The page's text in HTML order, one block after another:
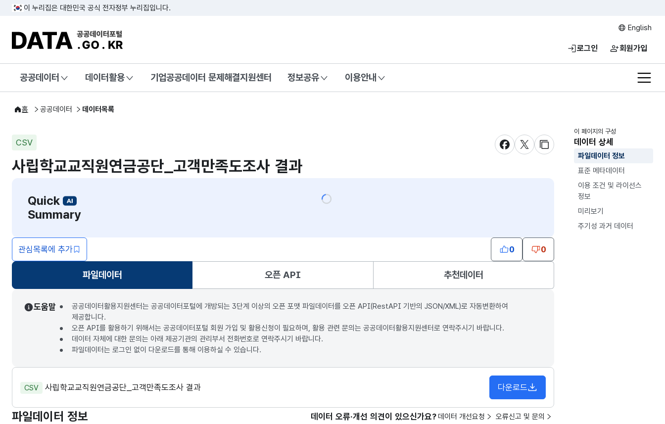
이 누리집은 대한민국 공식 전자정부 누리집입니다.
DATA.GO.KR 공공데이터포털
English
로그인 회원가입
전체
공공데이터 데이터활용 기업공공데이터 문제해결지원센터 정보공유 이용안내
홈 공공데이터 데이터목록
CSV
새창 열림새창 열림새창 열림
사립학교교직원연금공단_고객만족도조사 결과
Quick
Summary
관심목록에 추가 0 0
파일데이터
선택됨
오픈 API 추천데이터
이 페이지의 구성
데이터 상세
파일데이터 정보
표준 메타데이터
이용 조건 및 라이선스
정보
미리보기
주기성 과거 데이터
도움말
공공데이터활용지원센터는 공공데이터포털에 개방되는 3단계 이상의 오픈 포맷 파일데이터를 오픈 API(RestAPI 기반의 JSON/XML)로 자동변환하여
제공합니다.
오픈 API를 활용하기 위해서는 공공데이터포털 회원 가입 및 활용신청이 필요하며, 활용 관련 문의는 공공데이터활용지원센터로 연락주시기 바랍니다.
데이터 자체에 대한 문의는 아래 제공기관의 관리부서 전화번호로 연락주시기 바랍니다.
파일데이터는 로그인 없이 다운로드를 통해 이용하실 수 있습니다.
CSV 사립학교교직원연금공단_고객만족도조사 결과 다운로드
파일데이터 정보 데이터 오류·개선 의견이 있으신가요? 데이터 개선요청 오류신고 및 문의